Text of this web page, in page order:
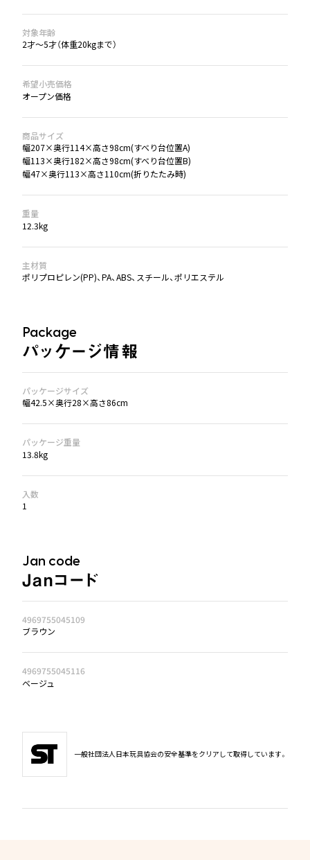
対象年齢
2才～5才（体重20kgまで）
希望小売価格
オープン価格
商品サイズ
幅207×奥行114×高さ98cm(すべり台位置A)
幅113×奥行182×高さ98cm(すべり台位置B)
幅47×奥行113×高さ110cm(折りたたみ時)
重量
12.3kg
主材質
ポリプロピレン(PP)、PA、ABS、スチール、ポリエステル
Package
パッケージ情報
パッケージサイズ
幅42.5×奥行28×高さ86cm
パッケージ重量
13.8kg
入数
1
Jan code
Janコード
4969755045109
ブラウン
4969755045116
ベージュ
一般社団法人日本玩具協会の安全基準をクリアして取得しています。